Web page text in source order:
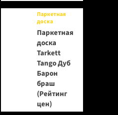
Паркетная
доска
Паркетная
доска
Tarkett
Tango Дуб
Барон
браш
(Рейтинг
цен)